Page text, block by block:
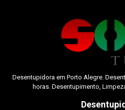
Desentupidora em Porto Alegre.
horas. Desentupimento,